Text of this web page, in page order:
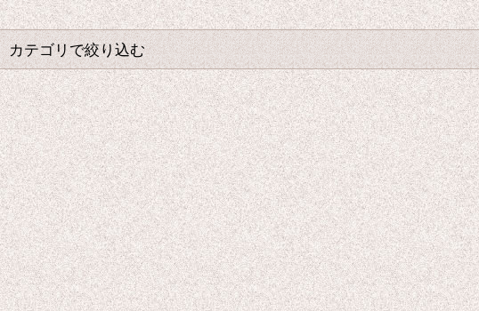
並び順:
カテゴリで絞り込む
あ行 コスプレ衣装 (全商品)
ウマ娘プリティーダービー
あんさんぶるスターズ
IdentityV
アズールレーン
王様ランキング